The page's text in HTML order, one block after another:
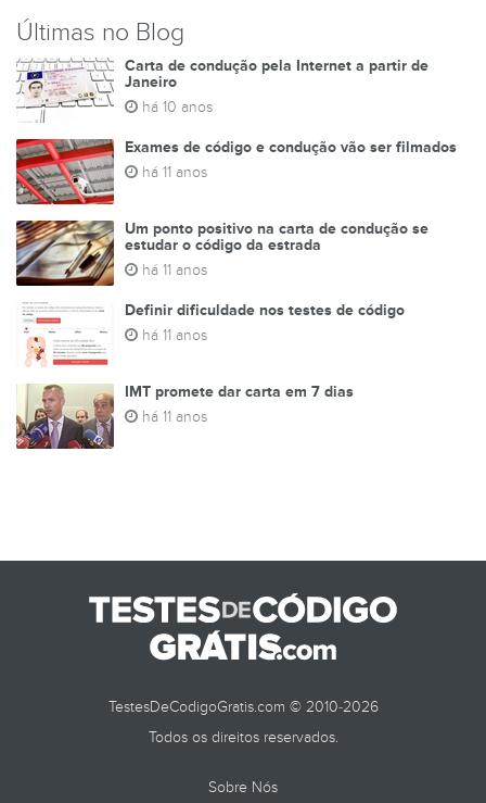
Últimas no Blog
Carta de condução pela Internet a partir de
Janeiro
há 10 anos
Exames de código e condução vão ser filmados
há 11 anos
Um ponto positivo na carta de condução se
estudar o código da estrada
há 11 anos
Definir dificuldade nos testes de código
há 11 anos
IMT promete dar carta em 7 dias
há 11 anos
TestesDeCodigoGratis.com © 2010-2026
Todos os direitos reservados.
Sobre Nós